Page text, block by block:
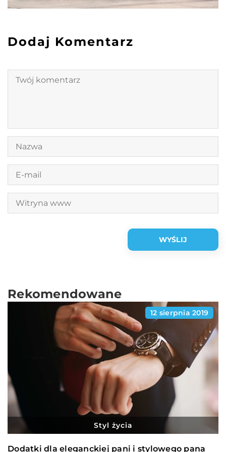
Dodaj Komentarz
Rekomendowane
12 sierpnia 2019
Styl życia
Dodatki dla eleganckiej pani i stylowego pana